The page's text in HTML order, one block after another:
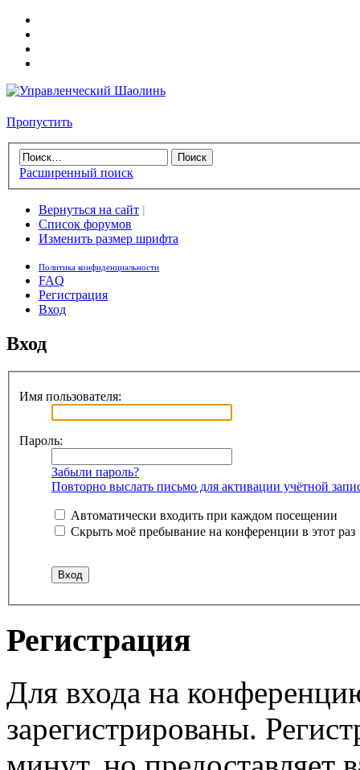
Пропустить
Расширенный поиск
Вернуться на сайт |
Список форумов
Изменить размер шрифта
Политика конфиденциальности
FAQ
Регистрация
Вход
Вход
Имя пользователя:
Пароль:
Забыли пароль?
Повторно выслать письмо для активации учётной
Автоматически входить при каждом посещении
Скрыть моё пребывание на конференции в этот раз
Регистрация
Для входа на
зарегистрированы.